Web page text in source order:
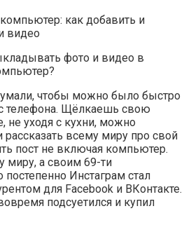
фото и видео в
чтобы можно было быстро
телефона. Щёлкаешь свою
не уходя с кухни, можно
рассказать всему миру про свой
пост не включая компьютер.
миру, а своим 69-ти
постепенно Инстаграм стал
для Facebook и ВКонтакте.
подсуетился и купил